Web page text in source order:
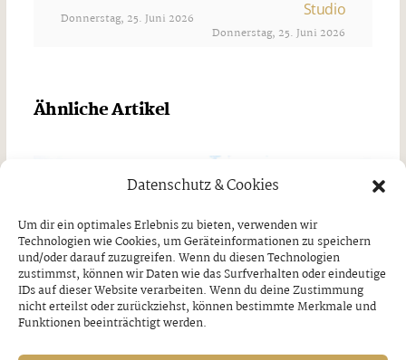
Datenschutz & Cookies
Um dir ein optimales Erlebnis zu bieten, verwenden wir
Technologien wie Cookies, um Geräteinformationen zu speichern
und/oder darauf zuzugreifen. Wenn du diesen Technologien
zustimmst, können wir Daten wie das Surfverhalten oder eindeutige
IDs auf dieser Website verarbeiten. Wenn du deine Zustimmung
nicht erteilst oder zurückziehst, können bestimmte Merkmale und
Funktionen beeinträchtigt werden.
Donnerstag, 25. Juni 2026 Studio
Donnerstag, 25. Juni 2026
Ähnliche Artikel